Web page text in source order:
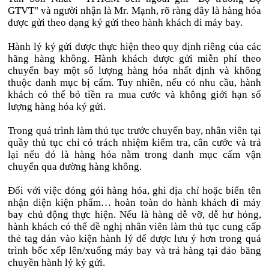
GTVT" và người nhận là Mr. Mạnh, rõ ràng đây là hàng hóa
được gửi theo dạng ký gửi theo hành khách đi máy bay.
Hành lý ký gửi được thực hiện theo quy định riêng của các
hãng hàng không. Hành khách được gửi miễn phí theo
chuyến bay một số lượng hàng hóa nhất định và không
thuộc danh mục bị cấm. Tuy nhiên, nếu có nhu cầu, hành
khách có thể bỏ tiền ra mua cước và không giới hạn số
lượng hàng hóa ký gửi.
Trong quá trình làm thủ tục trước chuyến bay, nhân viên tại
quầy thủ tục chỉ có trách nhiệm kiểm tra, cân cước và trả
lại nếu đó là hàng hóa nằm trong danh mục cấm vận
chuyển qua đường hàng không.
Đối với việc đóng gói hàng hóa, ghi địa chỉ hoặc biển tên
nhận diện kiện phẩm… hoàn toàn do hành khách đi máy
bay chủ động thực hiện. Nếu là hàng dễ vỡ, dễ hư hỏng,
hành khách có thể đề nghị nhân viên làm thủ tục cung cấp
thẻ tag dán vào kiện hành lý để được lưu ý hơn trong quá
trình bốc xếp lên/xuống máy bay và trả hàng tại đảo băng
chuyền hành lý ký gửi.